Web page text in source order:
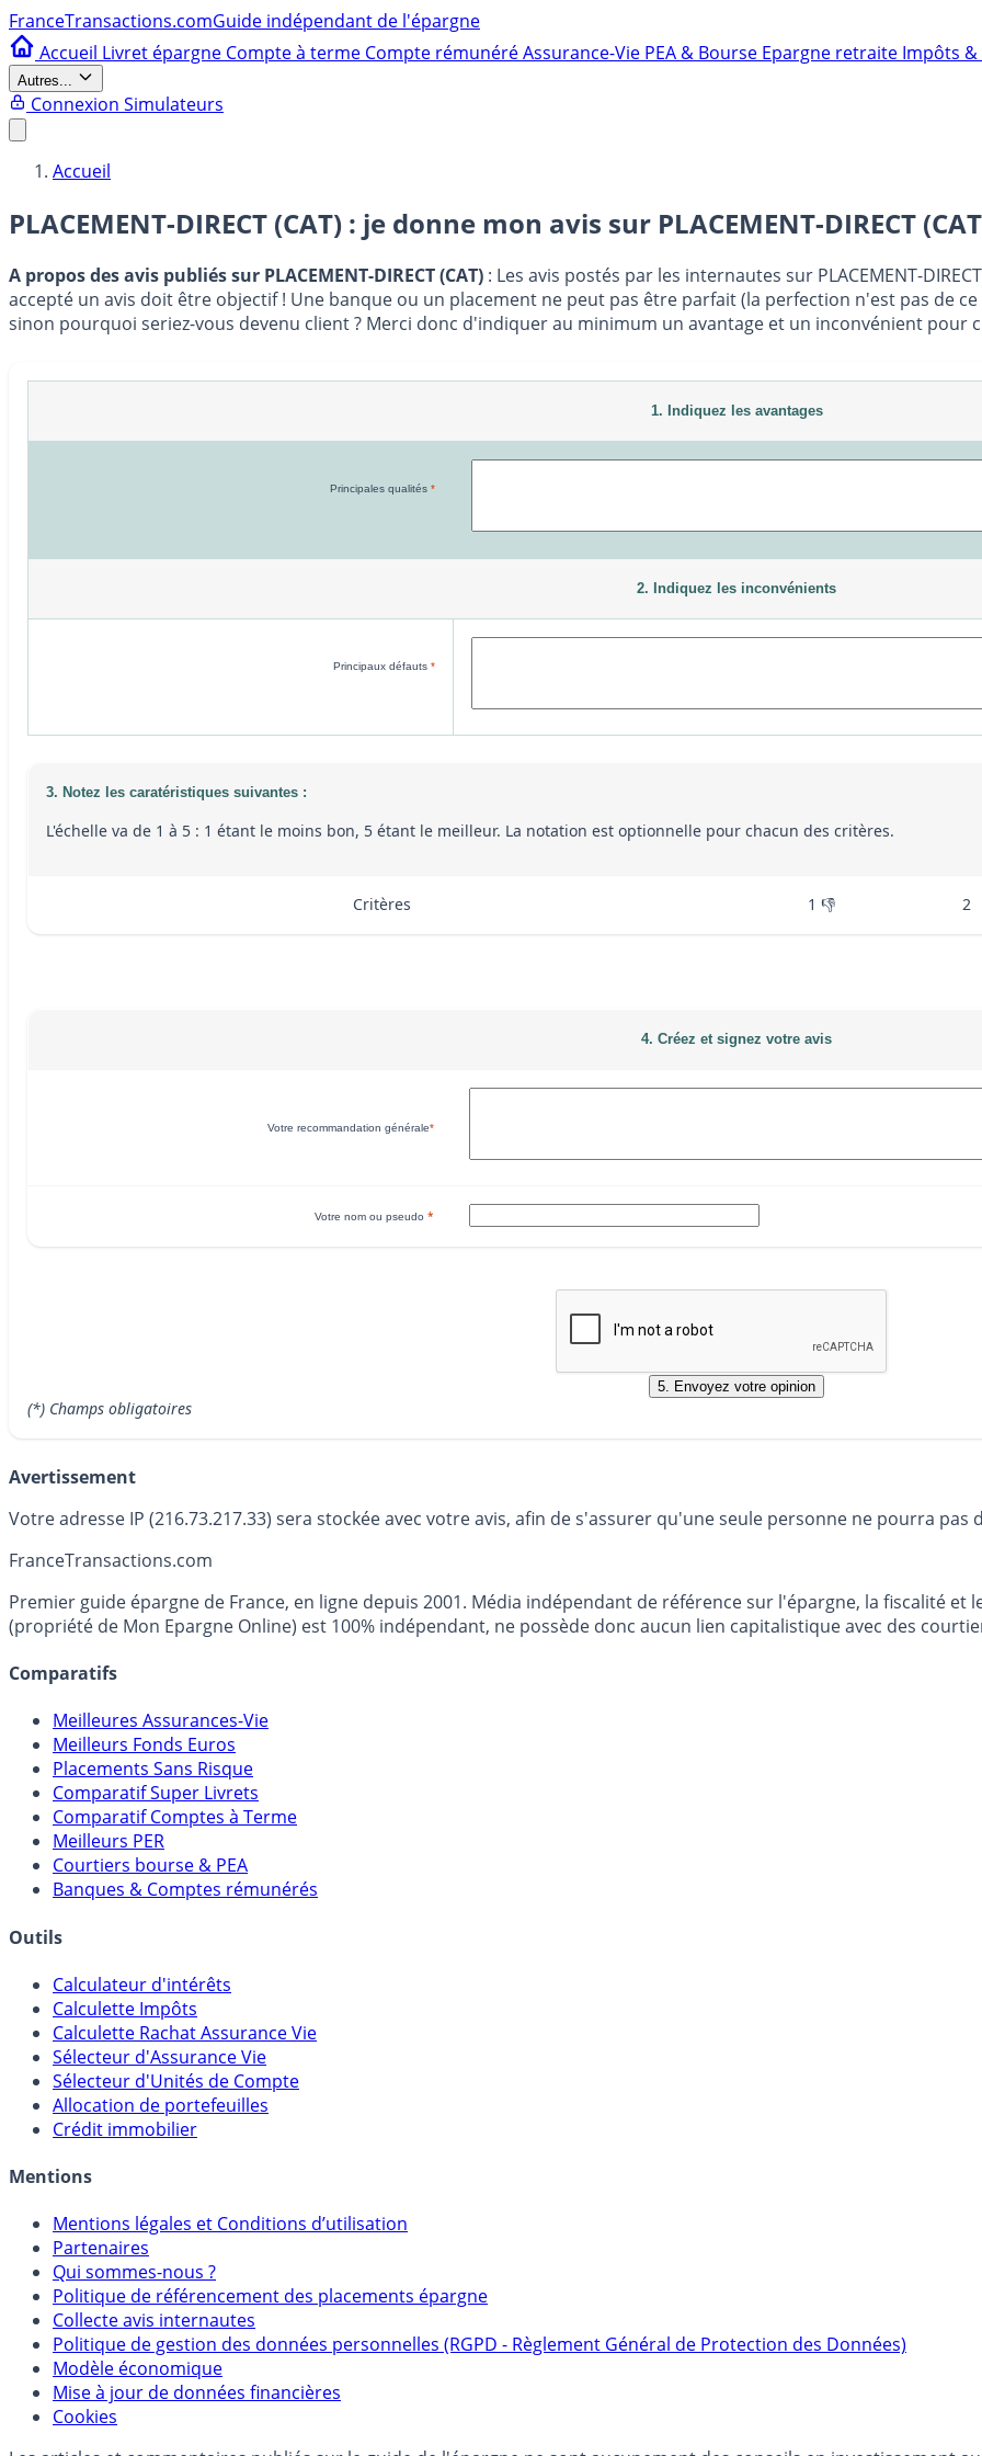
FranceTransactions.comGuide indépendant de l'épargne
Accueil Livret épargne Compte à terme Compte rémunéréAssurance-Vie PEA & Bourse Epargne retraite Impôts &
Autres...
Connexion Simulateurs
Accueil
PLACEMENT-DIRECT (CAT) : je donne mon avis sur PLACEMENT-DIRECT
A propos des avis publiés sur PLACEMENT-DIRECT (CAT) : Les avis postés par les internautes sur PLACEMENT-
accepté un avis doit être objectif ! Une banque ou un placement ne peut pas être parfait (la perfection n'est pas de
sinon pourquoi seriez-vous devenu client ? Merci donc d'indiquer au minimum un avantage et un inconvénient pour
1. Indiquez les avantages
Principales qualités *
2. Indiquez les inconvénients
Principaux défauts *
3. Notez les caratéristiques suivantes :
L'échelle va de 1 à 5 : 1 étant le moins bon, 5 étant le meilleur. La notation est optionnelle pour chacun des critères.
Critères 1 👎 2
4. Créez et signez votre avis
Votre recommandation générale*
Votre nom ou pseudo *
(*) Champs obligatoires
Avertissement
Votre adresse IP (216.73.217.33) sera stockée avec votre avis, afin de s'assurer qu'une seule personne ne pourra
FranceTransactions.com
Premier guide épargne de France, en ligne depuis 2001. Média indépendant de référence sur l'épargne, la fiscalité
(propriété de Mon Epargne Online) est 100% indépendant, ne possède donc aucun lien capitalistique avec des
Comparatifs
Meilleures Assurances-Vie
Meilleurs Fonds Euros
Placements Sans Risque
Comparatif Super Livrets
Comparatif Comptes à Terme
Meilleurs PER
Courtiers bourse & PEA
Banques & Comptes rémunérés
Outils
Calculateur d'intérêts
Calculette Impôts
Calculette Rachat Assurance Vie
Sélecteur d'Assurance Vie
Sélecteur d'Unités de Compte
Allocation de portefeuilles
Crédit immobilier
Mentions
Mentions légales et Conditions d’utilisation
Partenaires
Qui sommes-nous ?
Politique de référencement des placements épargne
Collecte avis internautes
Politique de gestion des données personnelles (RGPD - Règlement Général de Protection des Données)
Modèle économique
Mise à jour de données financières
Cookies